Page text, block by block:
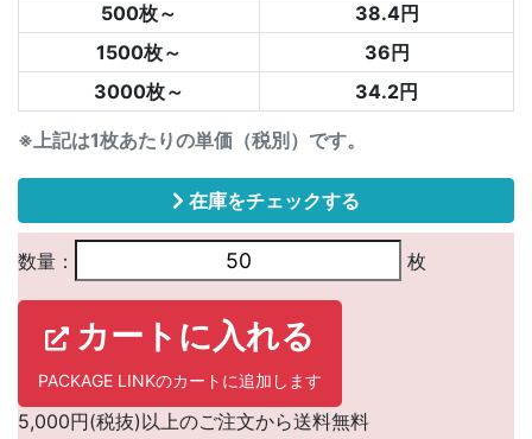
※上記は1枚あたりの単価（税別）です。
500枚～
38.4円
1500枚～
36円
3000枚～
34.2円
在庫をチェックする
数量： 枚
カートに入れる
PACKAGE LINKのカートに追加します
5,000円(税抜)以上のご注文から送料無料